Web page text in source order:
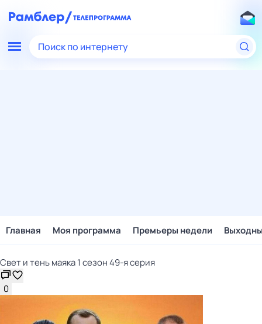
Поиск по интернету
Главная Моя программа Премьеры недели
Свет и тень маяка 1 сезон 49-я серия
0